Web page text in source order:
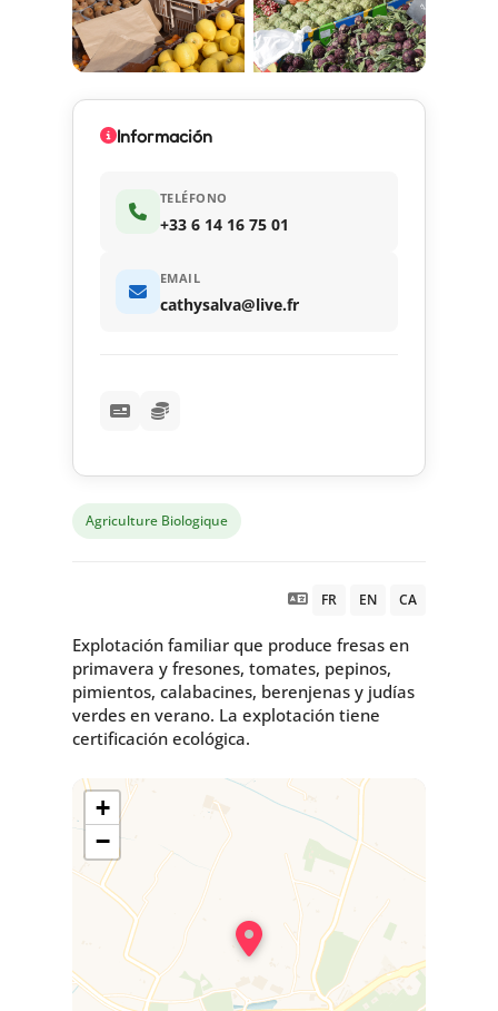
Agriculture Biologique
FR EN CA
Explotación familiar que produce fresas en
primavera y fresones, tomates, pepinos,
pimientos, calabacines, berenjenas y judías
verdes en verano. La explotación tiene
certificación ecológica.
+
−
Información
TELÉFONO
+33 6 14 16 75 01
EMAIL
cathysalva@live.fr